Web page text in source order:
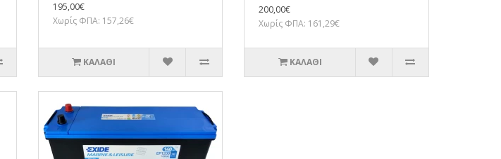
195,00€
Χωρίς ΦΠΑ: 157,26€
ΚΑΛΆΘΙ
200,00€
Χωρίς ΦΠΑ: 161,29€
ΚΑΛΆΘΙ